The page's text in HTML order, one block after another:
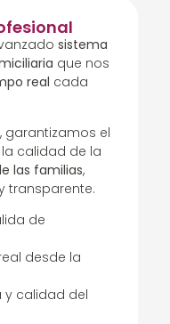
sistema
que nos
real cada
garantizamos el
calidad de la
las familias,
transparente.
de
desde la
y calidad del